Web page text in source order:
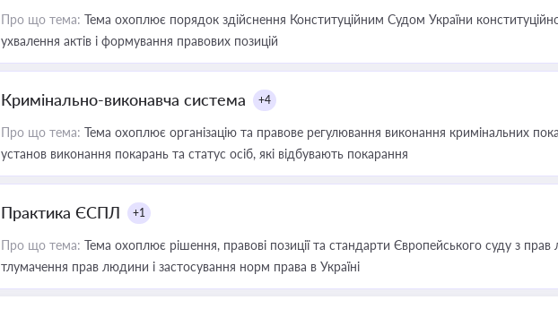
Про що тема: Тема охоплює порядок здійснення Конституційним Судом України
ухвалення актів і формування правових позицій
Кримінально-виконавча система +4
Про що тема: Тема охоплює організацію та правове регулювання виконання кримінальних
установ виконання покарань та статус осіб, які відбувають покарання
Практика ЄСПЛ +1
Про що тема: Тема охоплює рішення, правові позиції та стандарти Європейського суду з
тлумачення прав людини і застосування норм права в Україні